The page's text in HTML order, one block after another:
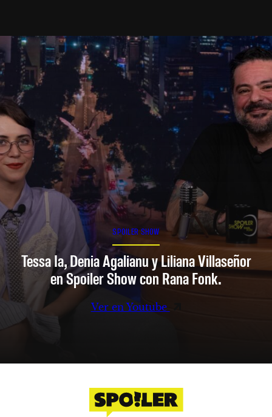
SPOILER SHOW
Tessa Ia, Denia Agalianu y Liliana Villaseñor
en Spoiler Show con Rana Fonk.
Ver en Youtube